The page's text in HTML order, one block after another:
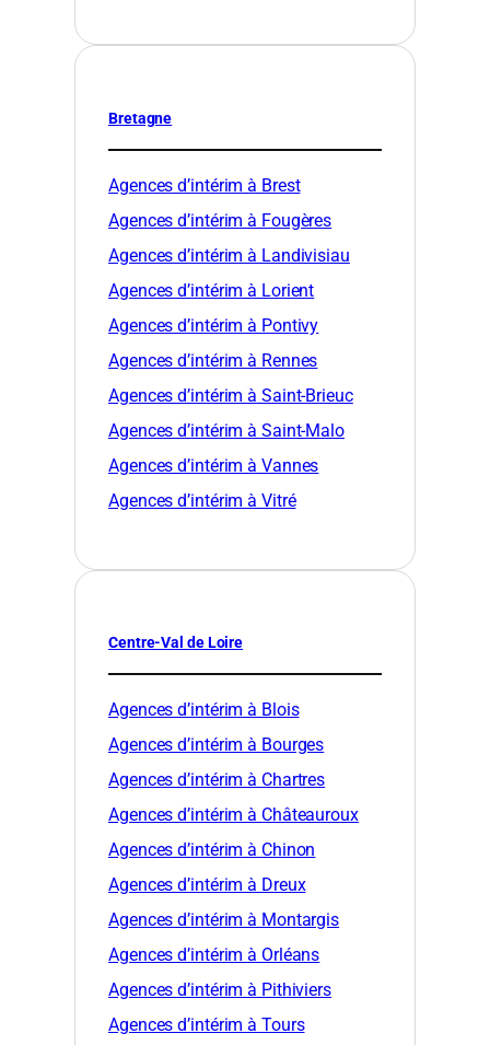
Bretagne
Agences d’intérim à Brest
Agences d’intérim à Fougères
Agences d’intérim à Landivisiau
Agences d’intérim à Lorient
Agences d’intérim à Pontivy
Agences d’intérim à Rennes
Agences d’intérim à Saint-Brieuc
Agences d’intérim à Saint-Malo
Agences d’intérim à Vannes
Agences d’intérim à Vitré
Centre-Val de Loire
Agences d’intérim à Blois
Agences d’intérim à Bourges
Agences d’intérim à Chartres
Agences d’intérim à Châteauroux
Agences d’intérim à Chinon
Agences d’intérim à Dreux
Agences d’intérim à Montargis
Agences d’intérim à Orléans
Agences d’intérim à Pithiviers
Agences d’intérim à Tours